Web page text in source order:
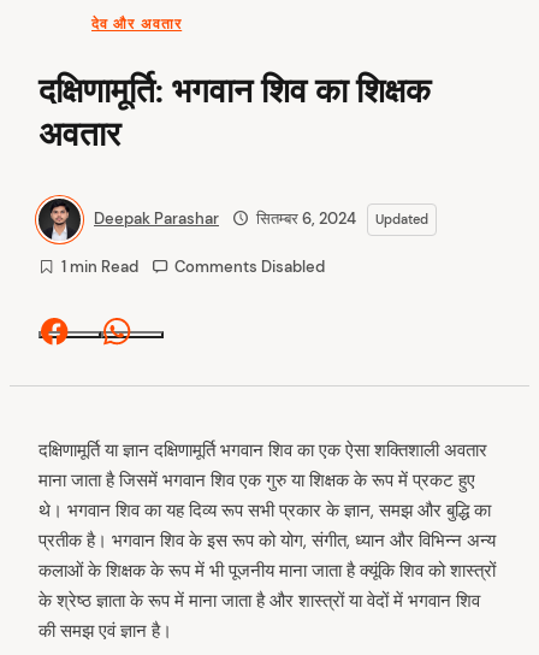
देव और अवतार
दक्षिणामूर्ति: भगवान शिव का शिक्षक
अवतार
Deepak Parashar सितम्बर 6, 2024 Updated
1 min Read Comments Disabled
Facebook
दक्षिणामूर्ति या ज्ञान दक्षिणामूर्ति भगवान शिव का एक ऐसा शक्तिशाली अवतार
माना जाता है जिसमें भगवान शिव एक गुरु या शिक्षक के रूप में प्रकट हुए
थे। भगवान शिव का यह दिव्य रूप सभी प्रकार के ज्ञान, समझ और बुद्धि का
प्रतीक है। भगवान शिव के इस रूप को योग, संगीत, ध्यान और विभिन्न अन्य
कलाओं के शिक्षक के रूप में भी पूजनीय माना जाता है क्यूंकि शिव को शास्त्रों
के श्रेष्ठ ज्ञाता के रूप में माना जाता है और शास्त्रों या वेदों में भगवान शिव
की समझ एवं ज्ञान है।